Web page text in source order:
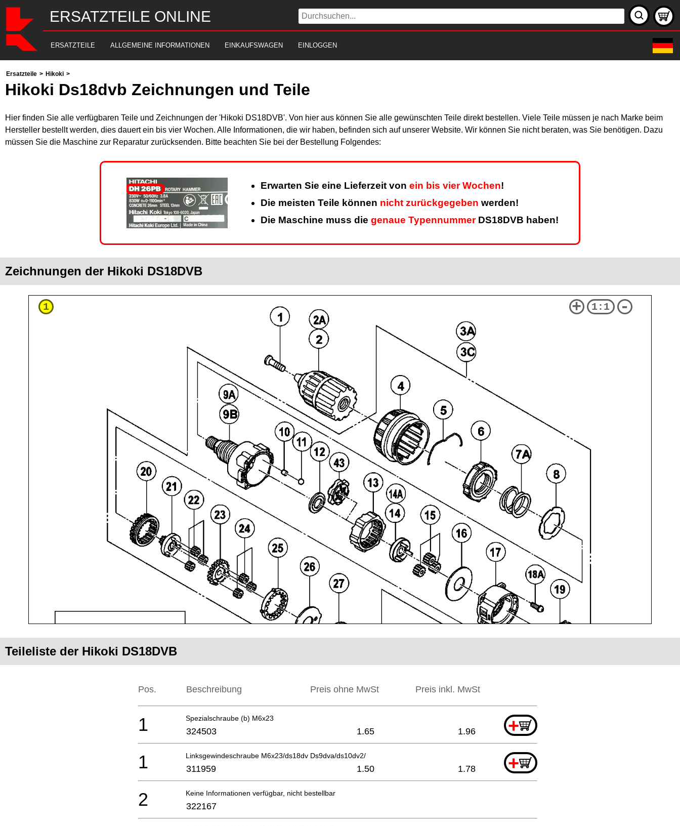
ERSATZTEILE ONLINE
ERSATZTEILE ALLGEMEINE INFORMATIONEN EINKAUFSWAGEN EINLOGGEN
Ersatzteile > Hikoki >
Hikoki Ds18dvb Zeichnungen und Teile
Hier finden Sie alle verfügbaren Teile und Zeichnungen der 'Hikoki DS18DVB'. Von hier aus können Sie alle gewünschten Teile direkt bestellen. Viele Teile müssen je nach Marke beim
Hersteller bestellt werden, dies dauert ein bis vier Wochen. Alle Informationen, die wir haben, befinden sich auf unserer Website. Wir können Sie nicht beraten, was Sie benötigen. Dazu
müssen Sie die Maschine zur Reparatur zurücksenden. Bitte beachten Sie bei der Bestellung Folgendes:
Erwarten Sie eine Lieferzeit von ein bis vier Wochen!
Die meisten Teile können nicht zurückgegeben werden!
Die Maschine muss die genaue TypennummerDS18DVB haben!
Zeichnungen der Hikoki DS18DVB
1 + 1:1 -
Teileliste der Hikoki DS18DVB
Pos. Beschreibung Preis ohne MwSt Preis inkl. MwSt
Spezialschraube (b) M6x23 +
1 324503 1.65 1.96
Linksgewindeschraube M6x23/ds18dv Ds9dva/ds10dv2/ +
1 311959 1.50 1.78
Keine Informationen verfügbar, nicht bestellbar
2 322167